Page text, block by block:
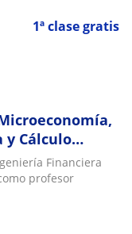
1ª clase gratis
y Cálculo
Financiera
profesor